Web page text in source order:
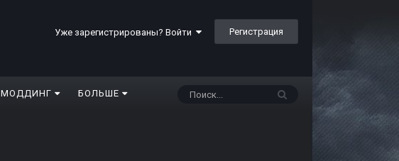
Уже зарегистрированы? Войти Регистрация
МОДДИНГ БОЛЬШЕ